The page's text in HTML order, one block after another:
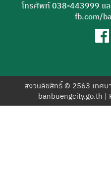
โทรศัพท์038-443999 แ
fb.com/
สงวนลิขสิทธิ์ © 2563 เทศบ
banbuengcity.go.th |